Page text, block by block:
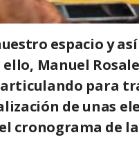
espacio y
Manuel
para
de unas
cronograma de